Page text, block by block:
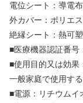
電位シート：導電
外カバー：ポリエ
絶縁シート：熱可
■医療機器認証番号
■使用目的又は効果
一般家庭で使用する
■電源：リチウムイ